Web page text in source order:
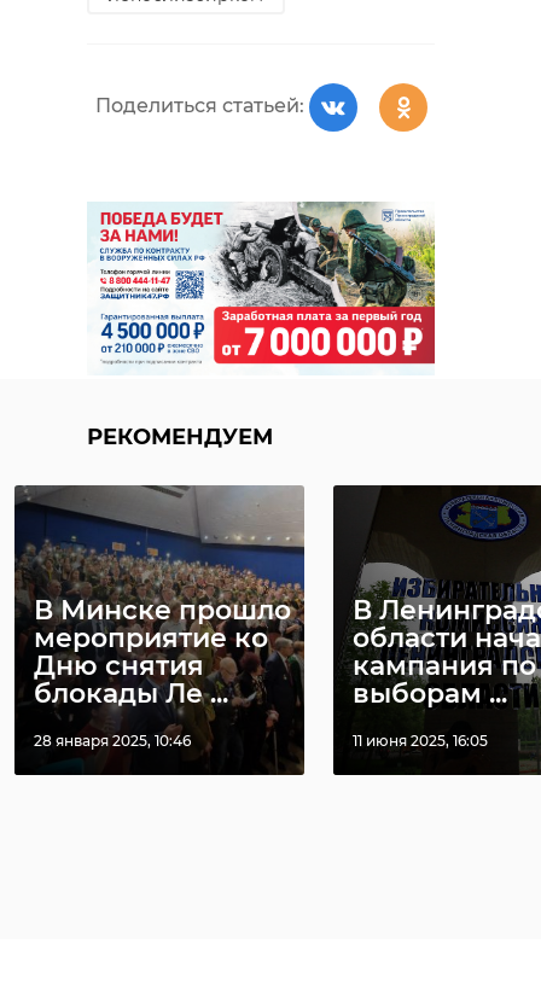
Поделиться статьей:
РЕКОМЕНДУЕМ
В Минске прошло
мероприятие ко
Дню снятия
блокады Ле ...
28 января 2025, 10:46
В
области
кампания по
выборам ...
11 июня 2025, 16:05
РЕКОМЕНДУЕМ
Охотники из
Бокситогорского
района
направили на
фрон ...
01 декабря 2022, 13:34
Женщины
района
военных
14 декабря 2022, 16:28